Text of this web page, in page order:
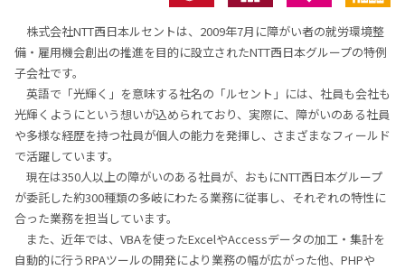
株式会社NTT⻄⽇本ルセントは、2009年7⽉に障がい者の就労環境整
備・雇⽤機会創出の推進を⽬的に設⽴されたNTT⻄⽇本グループの特例
⼦会社です。
英語で「光輝く」を意味する社名の「ルセント」には、社員も会社も
光輝くようにという想いが込められており、実際に、障がいのある社員
や多様な経歴を持つ社員が個⼈の能⼒を発揮し、さまざまなフィールド
で活躍しています。
現在は350⼈以上の障がいのある社員が、おもにNTT⻄⽇本グループ
が委託した約300種類の多岐にわたる業務に従事し、それぞれの特性に
合った業務を担当しています。
また、近年では、VBAを使ったExcelやAccessデータの加⼯‧集計を
⾃動的に⾏うRPAツールの開発により業務の幅が広がった他、PHPや